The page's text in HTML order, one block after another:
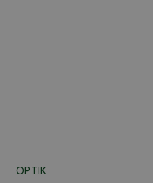
OPTIK